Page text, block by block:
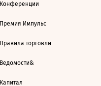
Конференции
Премия Импульс
Правила торговли
Ведомости&
Капитал